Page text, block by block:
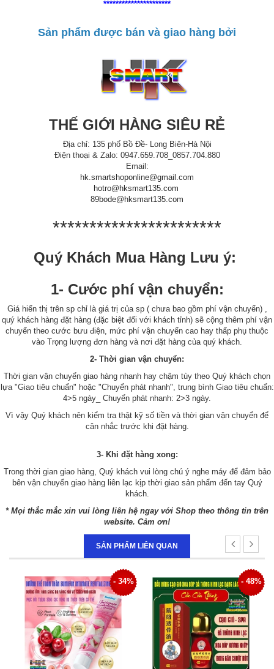
**********************
Sản phẩm được bán và giao hàng bởi
THẾ GIỚI HÀNG SIÊU RẺ
Địa chỉ: 135 phố Bồ Đề- Long Biên-Hà Nội
Điện thoại & Zalo: 0947.659.708_0857.704.880
Email:
hk.smartshoponline@gmail.com
hotro@hksmart135.com
89bode@hksmart135.com
***********************
Quý Khách Mua Hàng Lưu ý:
1- Cước phí vận chuyển:
Giá hiển thị trên sp chỉ là giá trị của sp ( chưa bao gồm phí vận chuyển) ,
quý khách hàng đặt hàng (đặc biệt đối với khách tỉnh) sẽ cộng thêm phí vận
chuyển theo cước bưu điện, mức phí vận chuyển cao hay thấp phụ thuộc
vào Trọng lượng đơn hàng và nơi đặt hàng của quý khách.
2- Thời gian vận chuyển:
Thời gian vận chuyển giao hàng nhanh hay chậm tùy theo Quý khách chọn
lựa "Giao tiêu chuẩn" hoặc "Chuyển phát nhanh", trung bình Giao tiêu chuẩn:
4>5 ngày_ Chuyển phát nhanh: 2>3 ngày.
Vì vậy Quý khách nên kiểm tra thật kỹ số tiền và thời gian vận chuyển để
cân nhắc trước khi đặt hàng.
3- Khi đặt hàng xong:
Trong thời gian giao hàng, Quý khách vui lòng chú ý nghe máy để đảm bảo
bên vận chuyển giao hàng liên lạc kịp thời giao sản phẩm đến tay Quý
khách.
* Mọi thắc mắc xin vui lòng liên hệ ngay với Shop theo thông tin trên
website. Cảm ơn!
SẢN PHẨM LIÊN QUAN
- 34% - 48%